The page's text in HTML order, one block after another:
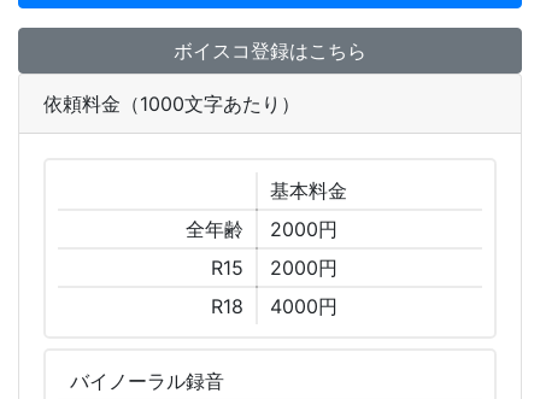
ボイスコ登録はこちら
依頼料金（1000文字あたり）
基本料金
全年齢
2000円
R15
2000円
R18
4000円
バイノーラル録音